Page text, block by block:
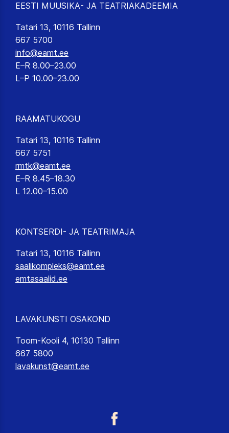
EESTI MUUSIKA- JA TEATRIAKADEEMIA
Tatari 13, 10116 Tallinn
667 5700
info@eamt.ee
E–R 8.00–23.00
L–P 10.00–23.00
RAAMATUKOGU
Tatari 13, 10116 Tallinn
667 5751
rmtk@eamt.ee
E–R 8.45–18.30
L 12.00–15.00
KONTSERDI- JA TEATRIMAJA
Tatari 13, 10116 Tallinn
saalikompleks@eamt.ee
emtasaalid.ee
LAVAKUNSTI OSAKOND
Toom-Kooli 4, 10130 Tallinn
667 5800
lavakunst@eamt.ee